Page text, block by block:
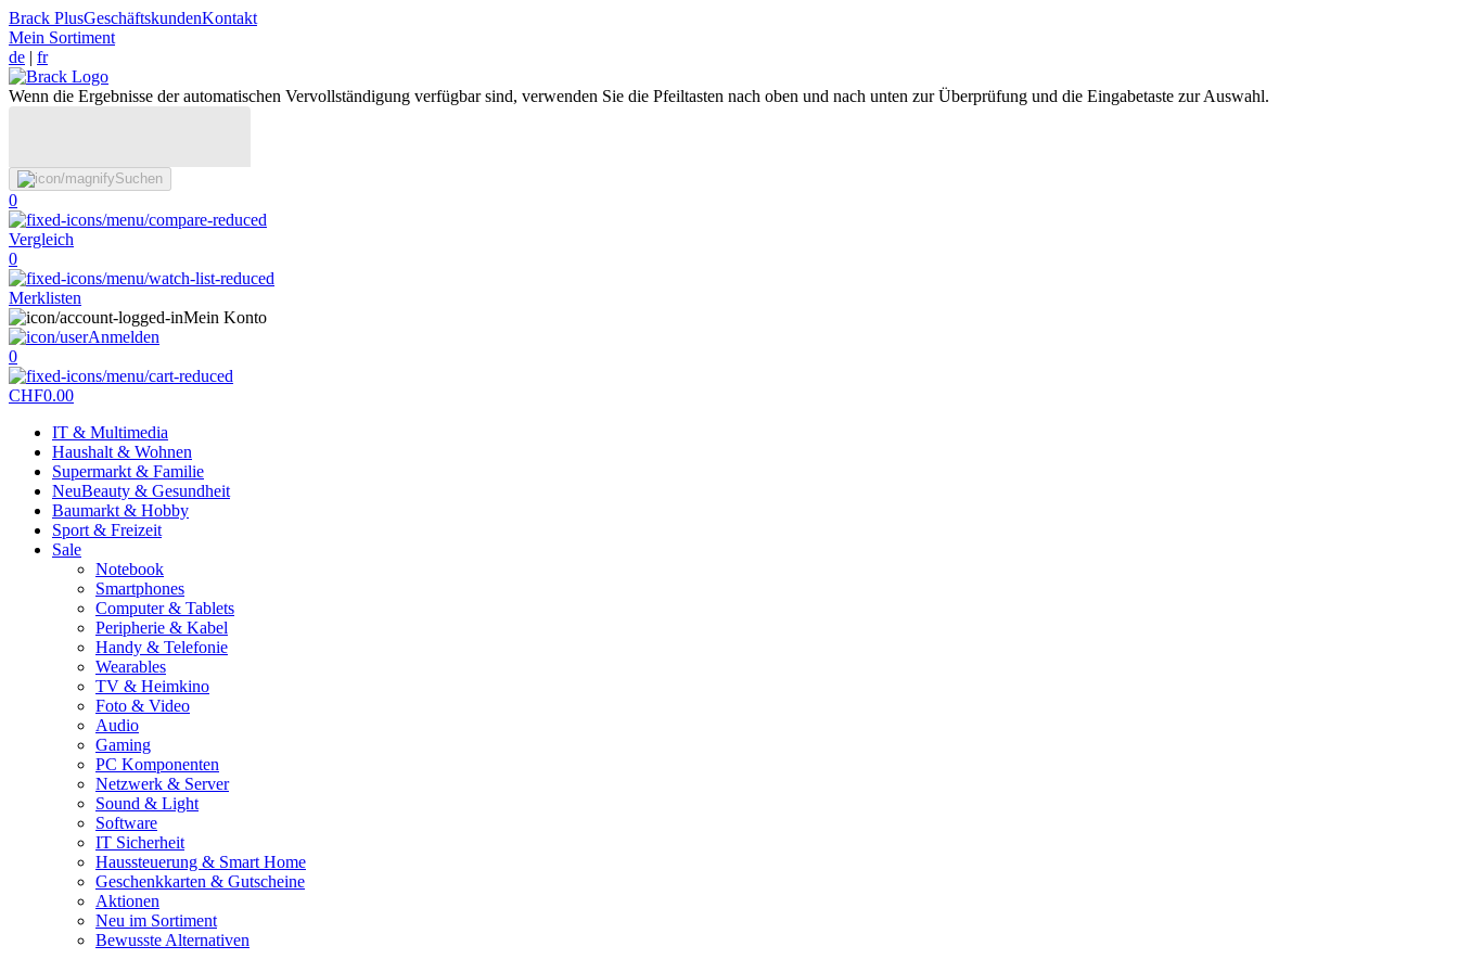
Brack PlusGeschäftskundenKontakt
Mein Sortiment
de | fr
Wenn die Ergebnisse der automatischen Vervollständigung verfügbar sind, verwenden Sie die Pfeiltasten nach oben und nach unten zur Überprüfung und die Eingabetaste zur Auswahl.
Suchen
0
Vergleich
0
Merklisten
Mein Konto
Anmelden
0
CHF0.00
IT & Multimedia
Haushalt & Wohnen
Supermarkt & Familie
NeuBeauty & Gesundheit
Baumarkt & Hobby
Sport & Freizeit
Sale
Notebook
Smartphones
Computer & Tablets
Peripherie & Kabel
Handy & Telefonie
Wearables
TV & Heimkino
Foto & Video
Audio
Gaming
PC Komponenten
Netzwerk & Server
Sound & Light
Software
IT Sicherheit
Haussteuerung & Smart Home
Geschenkkarten & Gutscheine
Aktionen
Neu im Sortiment
Bewusste Alternativen